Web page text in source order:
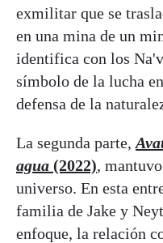
exmilitar que se
en una mina de un
identifica con los
símbolo de la lucha
defensa de la
La segunda parte,
agua (2022),
universo. En esta
familia de Jake y
enfoque, la relación